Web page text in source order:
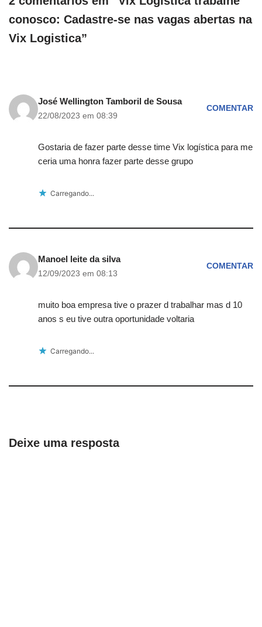
conosco: Cadastre-se nas vagas abertas na
Vix Logistica”
José Wellington Tamboril de Sousa
22/08/2023 em 08:39
COMENTAR
Gostaria de fazer parte desse time Vix logística para me
ceria uma honra fazer parte desse grupo
Carregando...
Manoel leite da silva
12/09/2023 em 08:13
COMENTAR
muito boa empresa tive o prazer d trabalhar mas d 10
anos s eu tive outra oportunidade voltaria
Carregando...
Deixe uma resposta